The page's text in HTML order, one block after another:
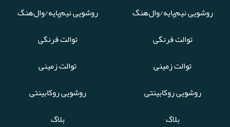
روشویی نیم‌پایه/وال‌هنگ
توالت فرنگی
توالت زمینی
روشویی روکابینتی
بلاگ
روشویی نیم‌پایه/وال‌هنگ
توالت فرنگی
توالت زمینی
روشویی روکابینتی
بلاگ